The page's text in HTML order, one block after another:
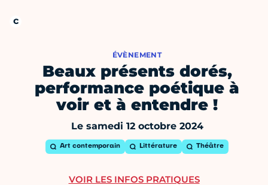
ÉVÈNEMENT
Beaux présents dorés,
performance poétique à
voir et à entendre !
Le samedi 12 octobre 2024
Art contemporain Littérature Théâtre
VOIR LES INFOS PRATIQUES